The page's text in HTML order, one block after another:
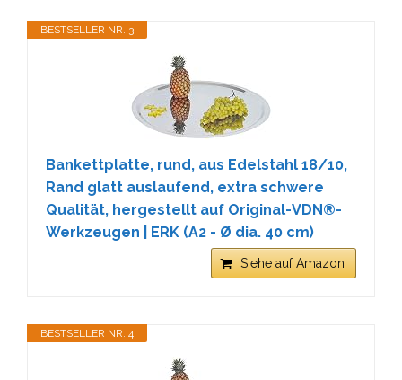
BESTSELLER NR. 3
Bankettplatte, rund, aus Edelstahl 18/10,
Rand glatt auslaufend, extra schwere
Qualität, hergestellt auf Original-VDN®-
Werkzeugen | ERK (A2 - Ø dia. 40 cm)
Siehe auf Amazon
BESTSELLER NR. 4